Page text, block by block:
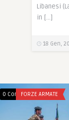
Libanesi
in […]
18 Gen,
0 CommentsFORZE ARMATE